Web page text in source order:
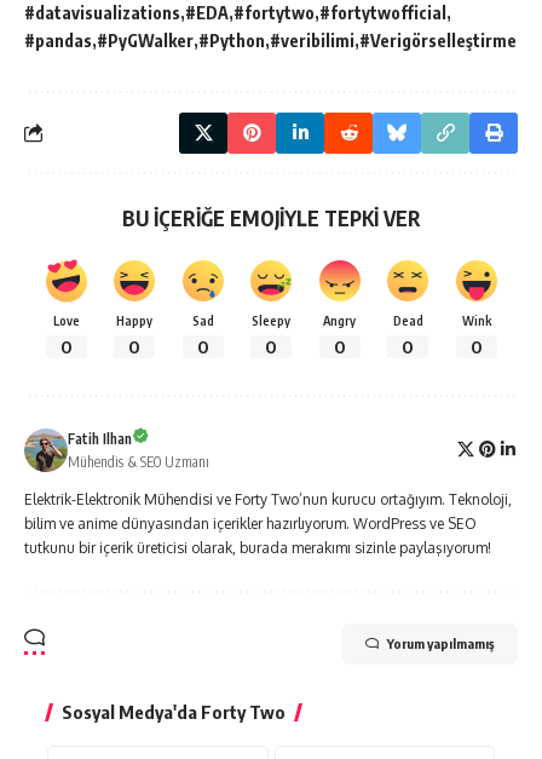
#datavisualizations #EDA #fortytwo #fortytwofficial
#pandas #PyGWalker #Python #veribilimi #Verigörselleştirme
BU İÇERİĞE EMOJİYLE TEPKİ VER
Love
0
Happy
0
Sad
0
Sleepy
0
Angry
0
Dead
0
Wink
0
Fatih Ilhan
Mühendis & SEO Uzmanı
Elektrik-Elektronik Mühendisi ve Forty Two’nun kurucu ortağıyım. Teknoloji,
bilim ve anime dünyasından içerikler hazırlıyorum. WordPress ve SEO
tutkunu bir içerik üreticisi olarak, burada merakımı sizinle paylaşıyorum!
Yorum yapılmamış
Sosyal Medya'da Forty Two